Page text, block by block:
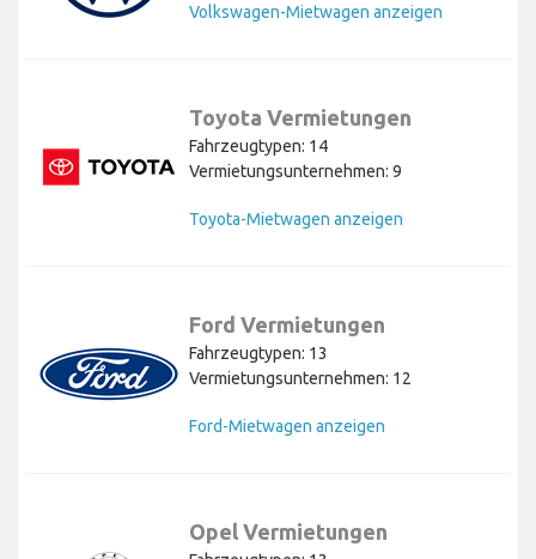
Volkswagen-Mietwagen anzeigen
Toyota Vermietungen
Fahrzeugtypen: 14
Vermietungsunternehmen: 9
Toyota-Mietwagen anzeigen
Ford Vermietungen
Fahrzeugtypen: 13
Vermietungsunternehmen: 12
Ford-Mietwagen anzeigen
Opel Vermietungen